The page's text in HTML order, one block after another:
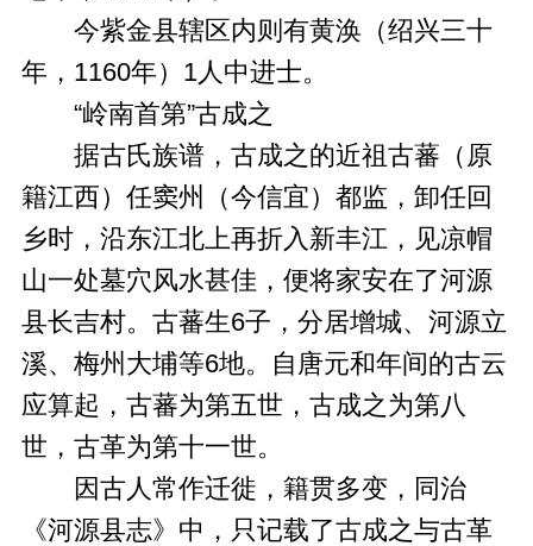
今紫金县辖区内则有黄涣（绍兴三十
年，1160年）1人中进士。
“岭南首第”古成之
据古氏族谱，古成之的近祖古蕃（原
籍江西）任窦州（今信宜）都监，卸任回
乡时，沿东江北上再折入新丰江，见凉帽
山一处墓穴风水甚佳，便将家安在了河源
县长吉村。古蕃生6子，分居增城、河源立
溪、梅州大埔等6地。自唐元和年间的古云
应算起，古蕃为第五世，古成之为第八
世，古革为第十一世。
因古人常作迁徙，籍贯多变，同治
《河源县志》中，只记载了古成之与古革